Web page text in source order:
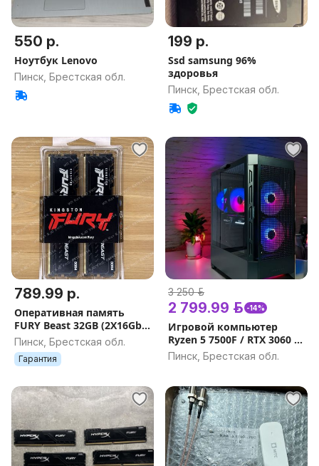
550 р.
Ноутбук Lenovo
Пинск, Брестская обл.
199 р.
Ssd samsung 96%
здоровья
Пинск, Брестская обл.
789.99 р.
Оперативная память
FURY Beast 32GB (2X16Gb
Kit) DDR4 3200МГц
Пинск, Брестская обл.
Гарантия
3 250 р.
2 799.99 р. -14%
Игровой компьютер
Ryzen 5 7500F / RTX 3060 /
DDR5 16GB / SSD 500Gb
Гарантия на игровой ПК
Пинск, Брестская обл.